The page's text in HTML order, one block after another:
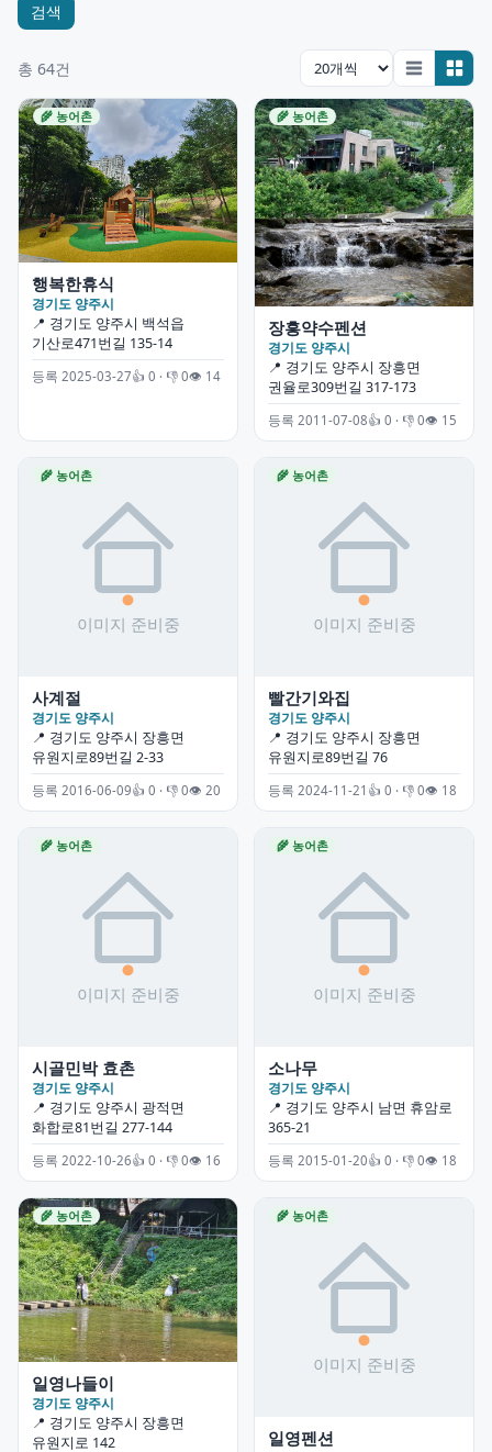
검색
총 64건
🌾 농어촌
행복한휴식
경기도 양주시
📍 경기도 양주시 백석읍
기산로471번길 135-14
등록 2025-03-27👍 0 · 👎 0👁 14
🌾 농어촌
장흥약수펜션
경기도 양주시
📍 경기도 양주시 장흥면
권율로309번길 317-173
등록 2011-07-08👍 0 · 👎 0👁 15
🌾 농어촌
사계절
경기도 양주시
📍 경기도 양주시 장흥면
유원지로89번길 2-33
등록 2016-06-09👍 0 · 👎 0👁 20
🌾 농어촌
빨간기와집
경기도 양주시
📍 경기도 양주시 장흥면
유원지로89번길 76
등록 2024-11-21 👍 0 · 👎 0👁 18
🌾 농어촌
시골민박 효촌
경기도 양주시
📍 경기도 양주시 광적면
화합로81번길 277-144
등록 2022-10-26👍 0 · 👎 0👁 16
🌾 농어촌
소나무
경기도 양주시
📍 경기도 양주시 남면 휴암로
365-21
등록 2015-01-20👍 0 · 👎 0👁 18
🌾 농어촌
일영나들이
경기도 양주시
📍 경기도 양주시 장흥면
유원지로 142
🌾 농어촌
일영펜션